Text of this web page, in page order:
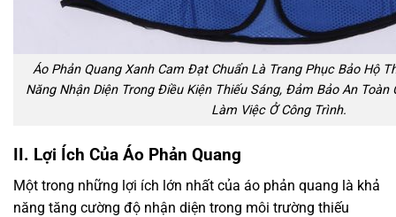
Áo Phản Quang Xanh Cam Đạt Chuẩn Là Trang Phục Bảo Hộ
Năng Nhận Diện Trong Điều Kiện Thiếu Sáng, Đảm Bảo An Toàn
Làm Việc Ở Công Trình.
II. Lợi Ích Của Áo Phản Quang
Một trong những lợi ích lớn nhất của áo phản quang là khả
năng tăng cường độ nhận diện trong môi trường thiếu